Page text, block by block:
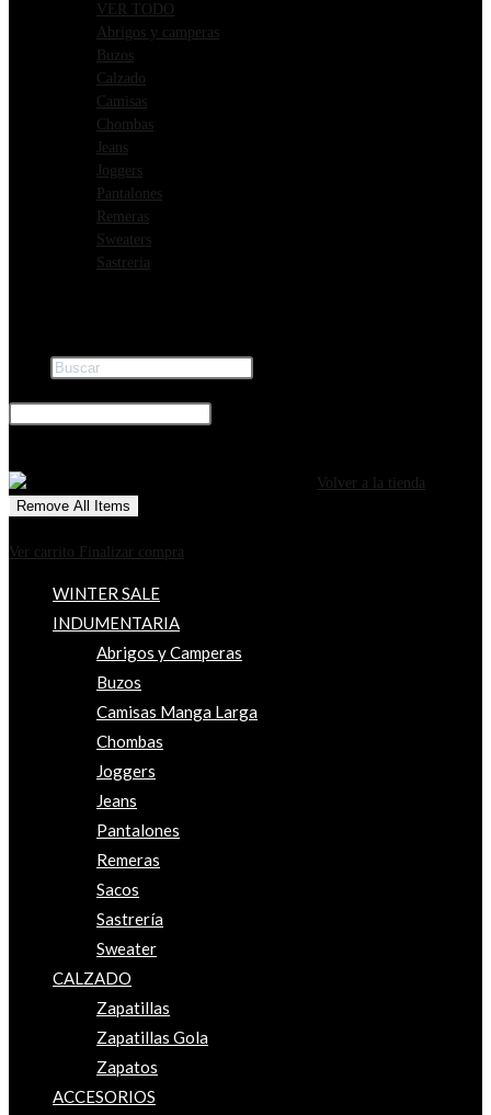
VER TODO
Abrigos y camperas
Buzos
Calzado
Camisas
Chombas
Jeans
Joggers
Pantalones
Remeras
Sweaters
Sastreria
Volver a la tienda
Remove All Items
Ver carrito
Finalizar compra
WINTER SALE
INDUMENTARIA
Abrigos y Camperas
Buzos
Camisas Manga Larga
Chombas
Joggers
Jeans
Pantalones
Remeras
Sacos
Sastrería
Sweater
CALZADO
Zapatillas
Zapatillas Gola
Zapatos
ACCESORIOS